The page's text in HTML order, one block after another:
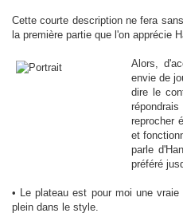
Cette courte description ne fera
la première partie que l'on apprécie
Alors,
envie de
dire le
reprocher
et
parle
préféré
• Le plateau est pour moi une
plein dans le style.